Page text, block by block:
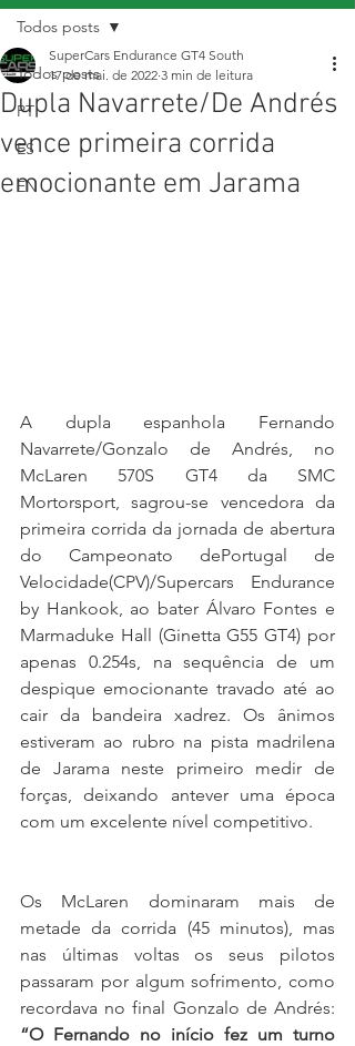
Todos posts
PT
ES
EN
Todos posts
Dupla Navarrete/De Andrés
vence primeira corrida
emocionante em Jarama
SuperCars Endurance GT4 South
17 de mai. de 2022 3 min de leitura
A dupla espanhola Fernando
Navarrete/Gonzalo de Andrés, no
McLaren 570S GT4 da SMC
Mortorsport, sagrou-se vencedora da
primeira corrida da jornada de abertura
do Campeonato dePortugal de
Velocidade(CPV)/Supercars Endurance
by Hankook, ao bater Álvaro Fontes e
Marmaduke Hall (Ginetta G55 GT4) por
apenas 0.254s, na sequência de um
despique emocionante travado até ao
cair da bandeira xadrez. Os ânimos
estiveram ao rubro na pista madrilena
de Jarama neste primeiro medir de
forças, deixando antever uma época
com um excelente nível competitivo.
Os McLaren dominaram mais de
metade da corrida (45 minutos), mas
nas últimas voltas os seus pilotos
passaram por algum sofrimento, como
“O Fernando no início fez um turno